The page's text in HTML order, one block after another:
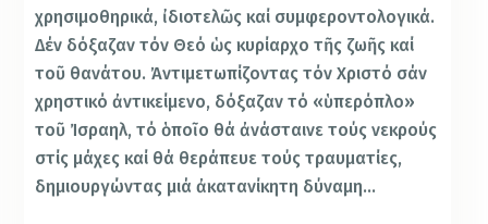
χρησιμοθηρικά, ἰδιοτελῶς καί συμφεροντολογικά.
Δέν δόξαζαν τόν Θεό ὡς κυρίαρχο τῆς ζωῆς καί
τοῦ θανάτου. Ἀντιμετωπίζοντας τόν Χριστό σάν
χρηστικό ἀντικείμενο, δόξαζαν τό «ὑπερόπλο»
τοῦ Ἰσραηλ, τό ὁποῖο θά ἀνάσταινε τούς νεκρούς
στίς μάχες καί θά θεράπευε τούς τραυματίες,
δημιουργώντας μιά ἀκατανίκητη δύναμη…